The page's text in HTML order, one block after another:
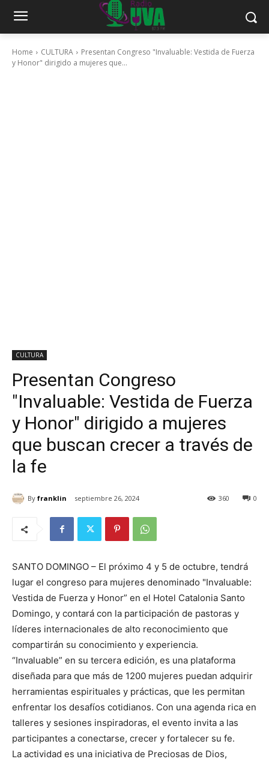
Home CULTURA
Presentan Congreso "Invaluable: Vestida de Fuerza
y Honor" dirigido a mujeres que...
CULTURA
Presentan Congreso
"Invaluable: Vestida de Fuerza
y Honor" dirigido a mujeres
que buscan crecer a través de
la fe
By franklin septiembre 26, 2024 0
360
SANTO DOMINGO – El próximo 4 y 5 de octubre, tendrá
lugar el congreso para mujeres denominado "Invaluable:
Vestida de Fuerza y Honor” en el Hotel Catalonia Santo
Domingo, y contará con la participación de pastoras y
líderes internacionales de alto reconocimiento que
compartirán su conocimiento y experiencia.
“Invaluable” en su tercera edición, es una plataforma
diseñada para que más de 1200 mujeres puedan adquirir
herramientas espirituales y prácticas, que les permitan
enfrentar los desafíos cotidianos. Con una agenda rica en
talleres y sesiones inspiradoras, el evento invita a las
participantes a conectarse, crecer y fortalecer su fe.
La actividad es una iniciativa de Preciosas de Dios,